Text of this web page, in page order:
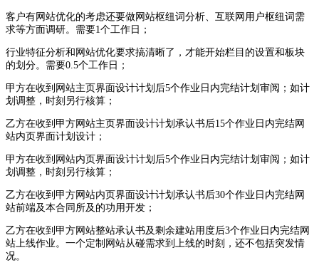
客户有网站优化的考虑还要做网站枢纽词分析、互联网用户枢纽词需
求等方面调研。需要1个工作日；
行业特征分析和网站优化要求搞清晰了，才能开始栏目的设置和板块
的划分。需要0.5个工作日；
甲方在收到网站主页界面设计计划后5个作业日内完结计划审阅；如计
划调整，时刻另行核算；
乙方在收到甲方网站主页界面设计计划承认书后15个作业日内完结网
站内页界面计划设计；
甲方在收到网站内页界面设计计划后5个作业日内完结计划审阅；如计
划调整，时刻另行核算；
乙方在收到甲方网站内页界面设计计划承认书后30个作业日内完结网
站前端及本合同所及的功用开发；
乙方在收到甲方网站整站承认书及剩余建站用度后3个作业日内完结网
站上线作业。一个定制网站从碰需求到上线的时刻，还不包括突发情
况。